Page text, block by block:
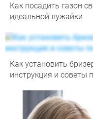
Как посадить газон
идеальной лужайки
Как установить
инструкция и советы